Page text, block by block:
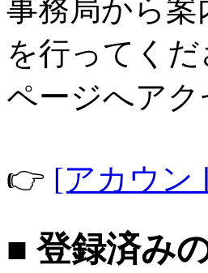
事務局から
を行ってく
ページへア
👉 [アカウン
■ 登録済み